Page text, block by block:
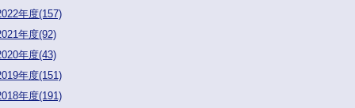
年度(157)
年度(92)
年度(43)
年度(151)
年度(191)